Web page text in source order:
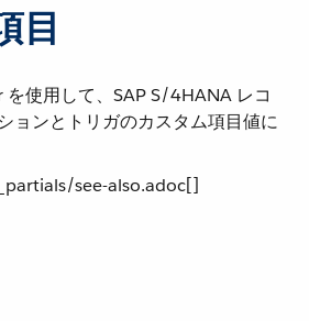
目
使用して、SAP S/4HANA レコ
ョンとトリガのカスタム項目値に
see-also.adoc[]